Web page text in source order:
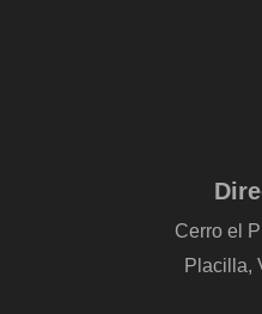
Cerro el
Placilla,